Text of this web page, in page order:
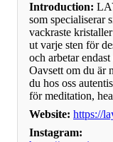
Introduction:
som specialiserar
vackraste
ut varje sten för
och arbetar
Oavsett om du är
du hos oss
för meditation,
Website: https://
Instagram: